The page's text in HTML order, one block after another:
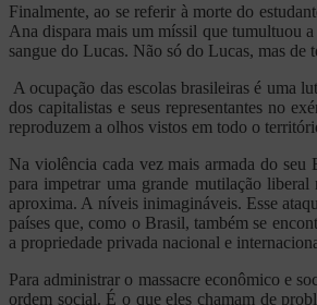
Finalmente, ao se referir à morte do
Ana dispara mais um míssil que tumultuou
sangue do Lucas. Não só do Lucas, mas de
A ocupação das escolas brasileiras é uma
dos capitalistas e seus representantes no
reproduzem a olhos vistos em todo o
Na violência cada vez mais armada do seu
para impetrar uma grande mutilação
aproxima. A níveis inimagináveis. Esse
países que, como o Brasil, também se
a propriedade privada nacional e
Para administrar o massacre econômico e
ordem social. É o que eles chamam de